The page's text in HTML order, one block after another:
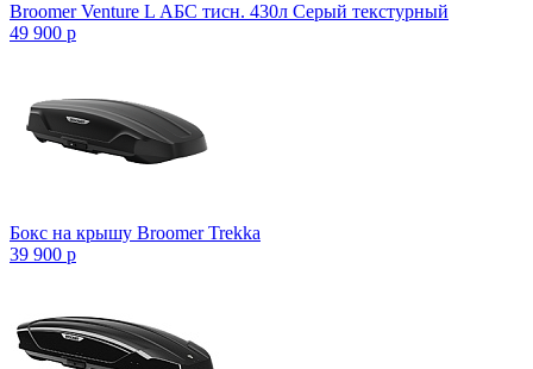
Broomer Venture L АБС тисн. 430л Серый текстурный
49 900 p
Бокс на крышу Broomer Trekka
39 900 p